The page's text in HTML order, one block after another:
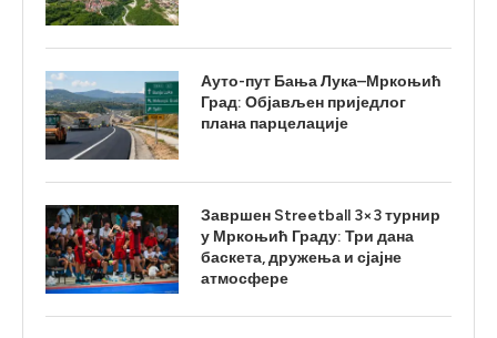
Ауто-пут Бања Лука–Мркоњић
Град: Објављен приједлог
плана парцелације
Завршен Streetball 3×3 турнир
у Мркоњић Граду: Три дана
баскета, дружења и сјајне
атмосфере